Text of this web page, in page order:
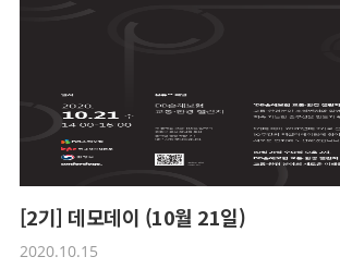
[2기] 데모데이 (10월 21일)
2020.10.15